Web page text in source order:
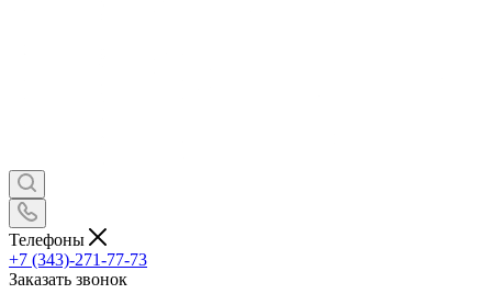
Телефоны
+7 (343)-271-77-73
Заказать звонок